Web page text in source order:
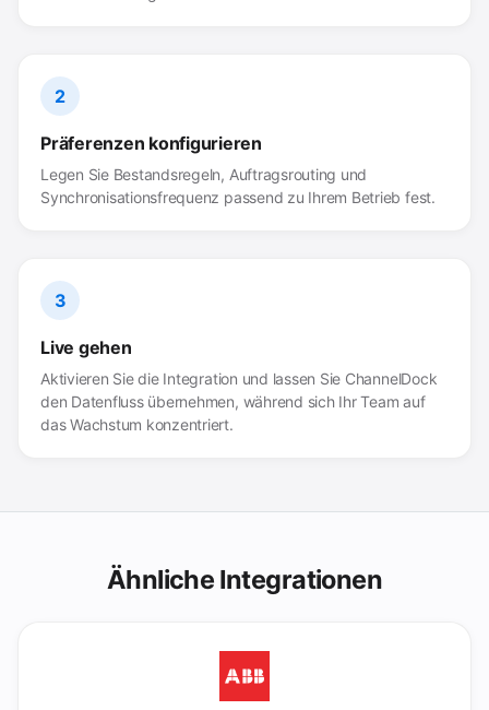
2
Präferenzen konfigurieren
Legen Sie Bestandsregeln, Auftragsrouting und
Synchronisationsfrequenz passend zu Ihrem Betrieb fest.
3
Live gehen
Aktivieren Sie die Integration und lassen Sie ChannelDock
den Datenfluss übernehmen, während sich Ihr Team auf
das Wachstum konzentriert.
Ähnliche Integrationen